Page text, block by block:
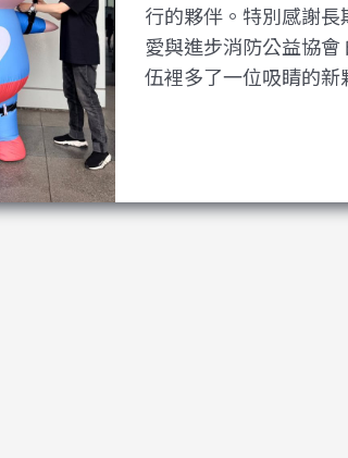
行的夥伴。特別感謝
愛與進步消防公益協
伍裡多了一位吸睛的